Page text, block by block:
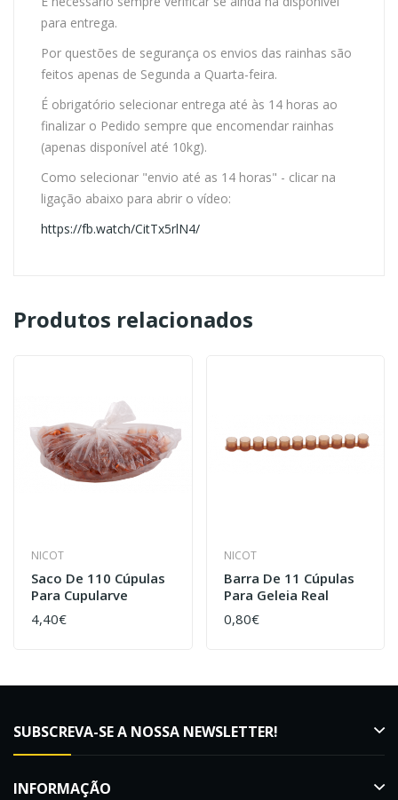
para entrega.
Por questões de segurança os envios das rainhas são
feitos apenas de Segunda a Quarta-feira.
É obrigatório selecionar entrega até às 14 horas ao
finalizar o Pedido sempre que encomendar rainhas
(apenas disponível até 10kg).
Como selecionar "envio até as 14 horas" - clicar na
ligação abaixo para abrir o vídeo:
https://fb.watch/CitTx5rlN4/
Produtos relacionados
NICOT
Saco De 110 Cúpulas
Para Cupularve
4,40€
NICOT
Barra De 11 Cúpulas
Para Geleia Real
0,80€
SUBSCREVA-SE A NOSSA NEWSLETTER!
INFORMAÇÃO